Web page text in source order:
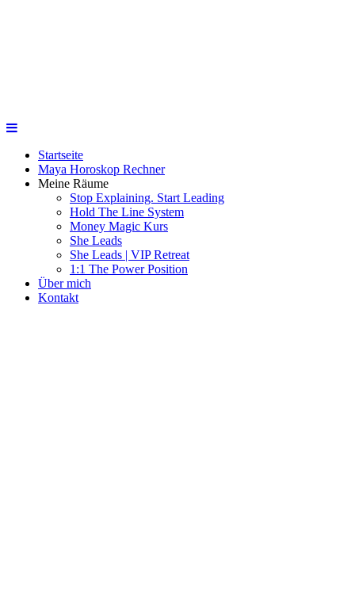
Startseite
Maya Horoskop Rechner
Meine Räume
Stop Explaining. Start Leading
Hold The Line System
Money Magic Kurs
She Leads
She Leads | VIP Retreat
1:1 The Power Position
Über mich
Kontakt